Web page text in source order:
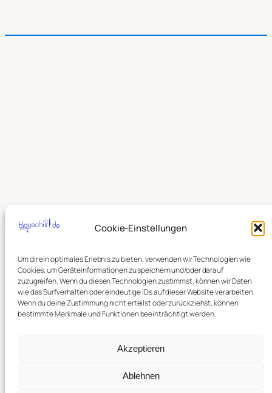
Cookie-Einstellungen
Um dir ein optimales Erlebnis zu bieten, verwenden wir Technologien wie
Cookies, um Geräteinformationen zu speichern und/oder darauf
zuzugreifen. Wenn du diesen Technologien zustimmst, können wir Daten
wie das Surfverhalten oder eindeutige IDs auf dieser Website verarbeiten.
Wenn du deine Zustimmung nicht erteilst oder zurückziehst, können
bestimmte Merkmale und Funktionen beeinträchtigt werden.
Akzeptieren
Ablehnen